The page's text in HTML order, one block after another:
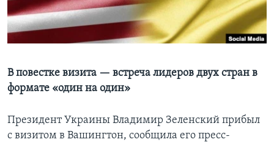
Learning English
B повестке визита — встреча лидеров двух стран в
формате «один на один»
Президент Украины Владимир Зеленский прибыл
с визитом в Вашингтон, сообщила его пресс-